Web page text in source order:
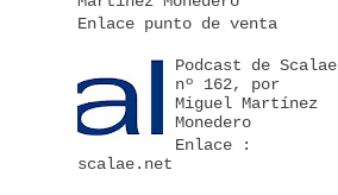
Enlace punto de venta
Podcast de Scalae
nº 162, por
Miguel Martínez
Monedero
Enlace :
scalae.net